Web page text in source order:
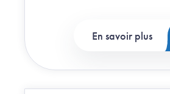
En savoir plus